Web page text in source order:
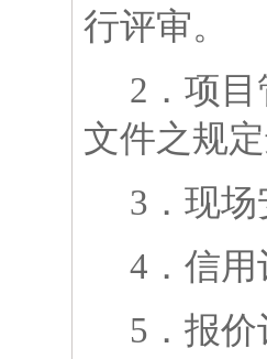
行评审。
2 ．项
文件之规
3 ．现
4 ．信
5 ．报